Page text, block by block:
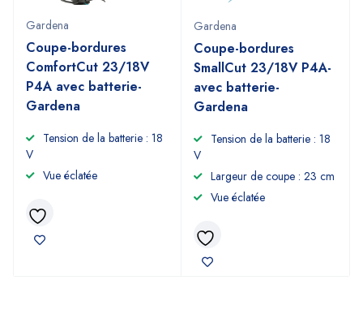
Gardena
Coupe-bordures
ComfortCut 23/18V
P4A avec batterie-
Gardena
Tension de la batterie : 18
V
Vue éclatée
Gardena
Coupe-bordures
SmallCut 23/18V P4A-
avec batterie-
Gardena
Tension de la batterie : 18
V
Largeur de coupe : 23 cm
Vue éclatée